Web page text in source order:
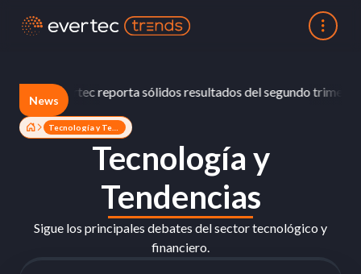
News
Evertec reporta sólidos resultados del segundo trimestre
Tecnología y
Tendencias
Sigue los principales debates del sector tecnológico y
financiero.